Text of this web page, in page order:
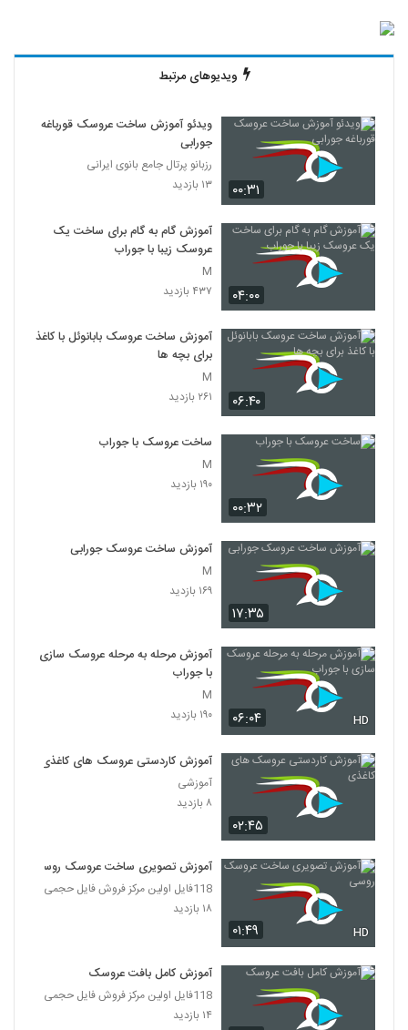
ویدیوهای مرتبط
۰۰:۳۱
ویدئو آموزش ساخت عروسک قورباغه
جورابی
رزبانو پرتال جامع بانوی ایرانی
۱۳ بازدید
۰۴:۰۰
آموزش گام به گام برای ساخت یک
عروسک زیبا با جوراب
M
۴۳۷ بازدید
۰۶:۴۰
آموزش ساخت عروسک بابانوئل با کاغذ
برای بچه ها
M
۲۶۱ بازدید
۰۰:۳۲
ساخت عروسک با جوراب
M
۱۹۰ بازدید
۱۷:۳۵
آموزش ساخت عروسک جورابی
M
۱۶۹ بازدید
۰۶:۰۴ HD
آموزش مرحله به مرحله عروسک سازی
با جوراب
M
۱۹۰ بازدید
۰۲:۴۵
آموزش کاردستی عروسک های کاغذی
آموزشی
۸ بازدید
۰۱:۴۹ HD
آموزش تصویری ساخت عروسک روسی
118فایل اولین مرکز فروش فایل حجمی
۱۸ بازدید
آموزش کامل بافت عروسک
118فایل اولین مرکز فروش فایل حجمی
۱۴ بازدید